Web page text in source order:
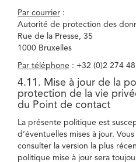
Par courrier :
Autorité de protection des
Rue de la Presse, 35
1000 Bruxelles
Par téléphone : +32 (0)2 274
4.11. Mise à jour de la
protection de la vie
du Point de contact
La présente politique est
d’éventuelles mises à jour.
consulter la version la plus
politique mise à jour sera